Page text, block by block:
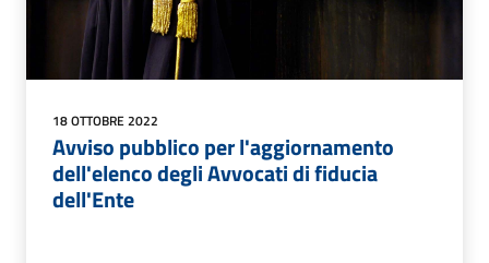
18 OTTOBRE 2022
Avviso pubblico per l'aggiornamento
dell'elenco degli Avvocati di fiducia
dell'Ente